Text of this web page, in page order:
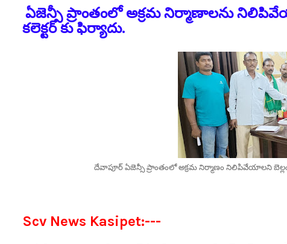
ఏజెన్సీ ప్రాంతంలో అక్రమ నిర్మాణాలను
కలెక్టర్ కు ఫిర్యాదు.
దేవాపూర్ ఏజెన్సీ ప్రాంతంలో అక్రమ నిర్మాణం నిలిపివేయాలని
Scv News Kasipet:---